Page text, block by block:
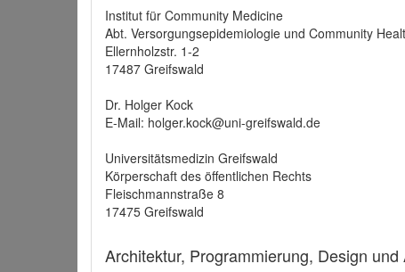
Institut für Community Medicine
Abt. Versorgungsepidemiologie und Community
Ellernholzstr. 1-2
17487 Greifswald
Dr. Holger Kock
E-Mail: holger.kock@uni-greifswald.de
Universitätsmedizin Greifswald
Körperschaft des öffentlichen Rechts
Fleischmannstraße 8
17475 Greifswald
Architektur, Programmierung, Design